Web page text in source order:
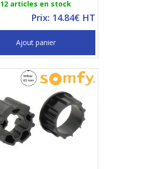
12 articles en stock
Prix: 14.84€ HT
Ajout panier